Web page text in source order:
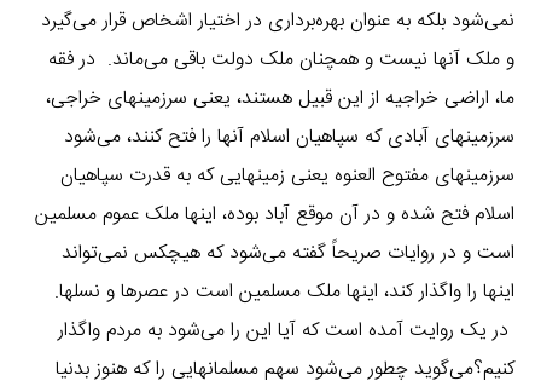
نمی‌شود بلکه به عنوان بهره‌برداری در اختیار اشخاص قرار می‌‌گیرد
و ملک آنها نیست و همچنان ملک دولت باقی می‌ماند. در فقه
ما، اراضی خراجیه از این قبیل هستند، یعنی سرزمینهای خراجی،
سرزمینهای آبادی که سپاهیان اسلام آنها را فتح کنند، می‌شود
سرزمینهای مفتوح العنوه یعنی زمینهایی که به قدرت سپاهیان
اسلام فتح شده و در آن موقع آباد بوده، اینها ملک عموم مسلمین
است و در روایات صریحاً گفته می‌شود که هیچکس نمی‌تواند
اینها را واگذار کند، اینها ملک مسلمین است در عصرها و نسلها.
در یک روایت آمده است که آیا این را می‌شود به مردم واگذار
کنیم؟می‌گوید چطور می‌شود سهم مسلمانهایی را که هنوز بدنیا